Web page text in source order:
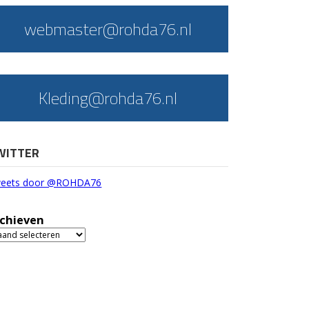
webmaster@rohda76.nl
Kleding@rohda76.nl
door @ROHDA76